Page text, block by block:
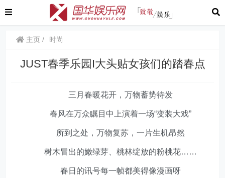
主页 时尚
JUST春季乐园I大头贴女孩们的踏春点
三月春暖花开，万物蓄势待发
春风在万众瞩目中上演着一场“变装大戏”
所到之处，万物复苏，一片生机昂然
树木冒出的嫩绿芽、桃林绽放的粉桃花……
春日的讯号每一帧都美得像漫画呀